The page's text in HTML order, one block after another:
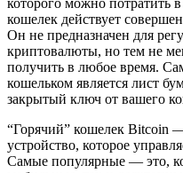
кошелек действует
Он не предназначен для
криптовалюты, но тем не
получить в любое время.
кошельком является лист
закрытый ключ от вашего
“Горячий” кошелек Bitcoin
устройство, которое
Самые популярные — это,